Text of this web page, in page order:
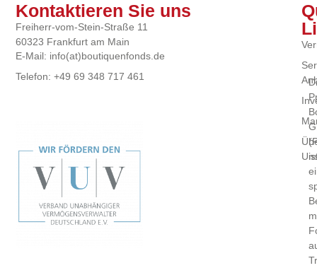
Kontaktieren Sie uns
Freiherr-vom-Stein-Straße 11
60323 Frankfurt am Main
E-Mail: info(at)boutiquenfonds.de
Telefon: +49 69 348 717 461